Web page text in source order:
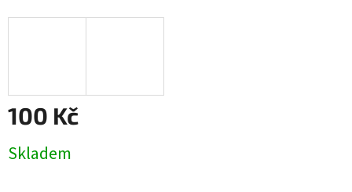
100 Kč
cena:
Skladem